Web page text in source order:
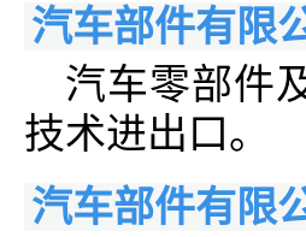
汽车部件有限
汽车零部件
技术进出口。
汽车部件有限